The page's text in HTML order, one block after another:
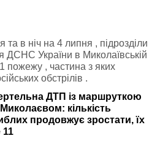
та в ніч на 4 липня , підрозділи
ДСНС України в Миколаївській
пожежу , частина з яких
обстрілів .
ДТП із маршруткою
Миколаєвом: кількість
продовжує зростати, їх
11